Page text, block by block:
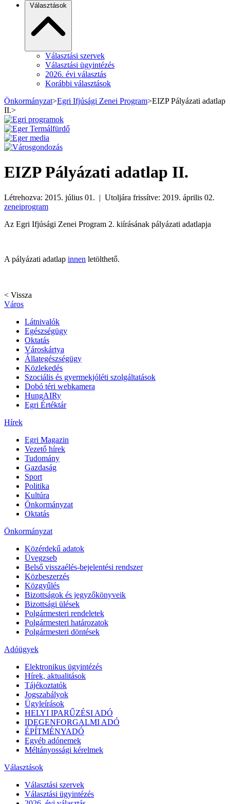
Választások
Választási szervek
Választási ügyintézés
2026. évi választás
Korábbi választások
Önkormányzat>Egri Ifjúsági Zenei Program>EIZP Pályázati adatlap
II.>
EIZP Pályázati adatlap II.
Létrehozva: 2015. július 01. | Utoljára frissítve: 2019. április 02.
zeneiprogram
Az Egri Ifjúsági Zenei Program 2. kiírásának pályázati adatlapja
A pályázati adatlap innen letölthető.
< Vissza
Város
Látnivalók
Egészségügy
Oktatás
Városkártya
Állategészségügy
Közlekedés
Szociális és gyermekjóléti szolgáltatások
Dobó téri webkamera
HungAIRy
Egri Értéktár
Hírek
Egri Magazin
Vezető hírek
Tudomány
Gazdaság
Sport
Politika
Kultúra
Önkormányzat
Oktatás
Önkormányzat
Közérdekű adatok
Üvegzseb
Belső visszaélés-bejelentési rendszer
Közbeszerzés
Közgyűlés
Bizottságok és jegyzőkönyveik
Bizottsági ülések
Polgármesteri rendeletek
Polgármesteri határozatok
Polgármesteri döntések
Adóügyek
Elektronikus ügyintézés
Hírek, aktualitások
Tájékoztatók
Jogszabályok
Ügyleírások
HELYI IPARŰZÉSI ADÓ
IDEGENFORGALMI ADÓ
ÉPÍTMÉNYADÓ
Egyéb adónemek
Méltányossági kérelmek
Választások
Választási szervek
Választási ügyintézés